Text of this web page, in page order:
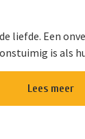
liefde. Een
is als
verfilming van
Lees meer